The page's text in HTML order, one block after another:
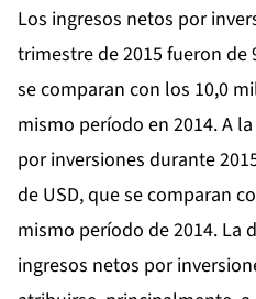
Los ingresos netos por
trimestre de 2015 fueron de
se comparan con los 10,0
mismo período en 2014. A
por inversiones durante
de USD, que se comparan
mismo período de 2014. La
ingresos netos por